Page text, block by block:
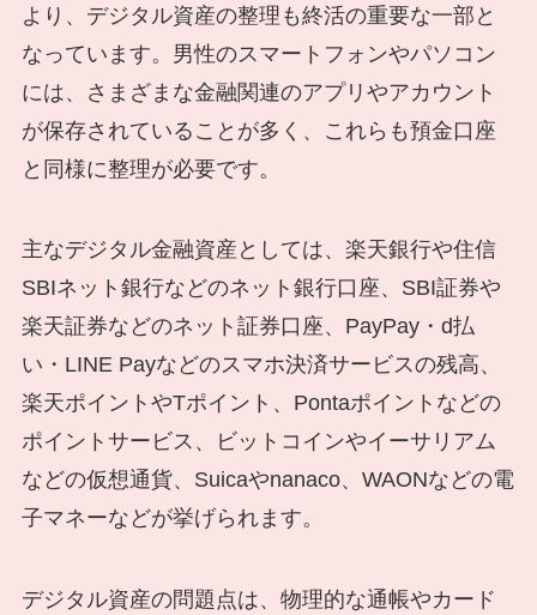
より、デジタル資産の整理も終活の重要な一部と
なっています。男性のスマートフォンやパソコン
には、さまざまな金融関連のアプリやアカウント
が保存されていることが多く、これらも預金口座
と同様に整理が必要です。
主なデジタル金融資産としては、楽天銀行や住信
SBIネット銀行などのネット銀行口座、SBI証券や
楽天証券などのネット証券口座、PayPay・d払
い・LINE Payなどのスマホ決済サービスの残高、
楽天ポイントやTポイント、Pontaポイントなどの
ポイントサービス、ビットコインやイーサリアム
などの仮想通貨、Suicaやnanaco、WAONなどの電
子マネーなどが挙げられます。
デジタル資産の問題点は、物理的な通帳やカード